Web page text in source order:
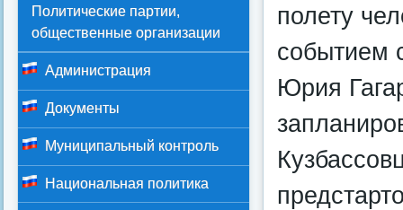
полету
событием
Юрия
Политические партии,
общественные организации
Администрация
Документы
Муниципальный контроль
Национальная политика